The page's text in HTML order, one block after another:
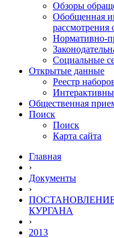
Обзоры
Обобщенная
Нормативно-
Социальные
Открытые данные
Реестр
Общественная
Поиск
Поиск
Карта сайта
Главная
›
Документы
›
КУРГАНА
›
2013